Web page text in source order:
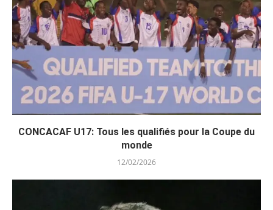
CONCACAF U17: Tous les qualifiés pour la Coupe du
monde
12/02/2026